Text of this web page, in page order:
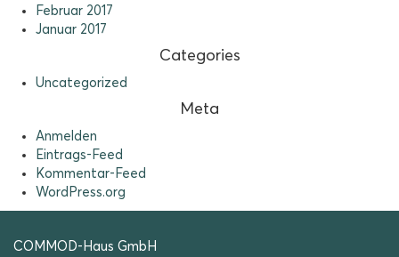
Februar 2017
Januar 2017
Categories
Uncategorized
Meta
Anmelden
Eintrags-Feed
Kommentar-Feed
WordPress.org
COMMOD-Haus GmbH